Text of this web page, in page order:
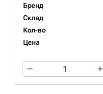
Бренд
Склад
Кол-во
Цена